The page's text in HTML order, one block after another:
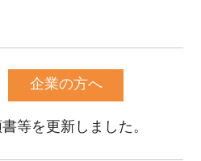
企業の方へ
等を更新しました。